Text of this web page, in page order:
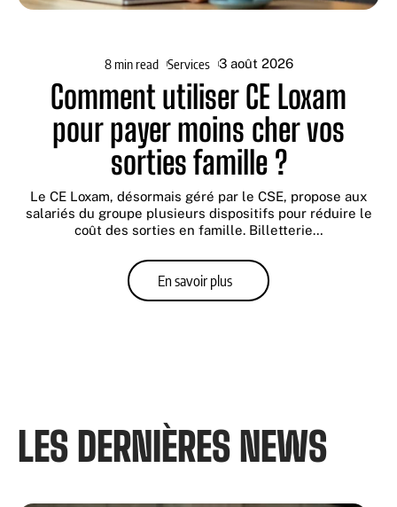
8 min read Services 3 août 2026
Comment utiliser CE Loxam
pour payer moins cher vos
sorties famille ?
Le CE Loxam, désormais géré par le CSE, propose aux
salariés du groupe plusieurs dispositifs pour réduire le
coût des sorties en famille. Billetterie…
En savoir plus
LES DERNIÈRES NEWS​